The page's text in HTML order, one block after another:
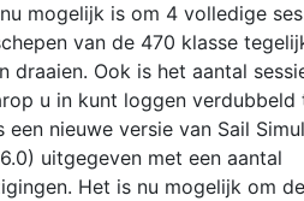
mogelijk is om 4 volledige
van de 470 klasse
draaien. Ook is het aantal
u in kunt loggen verdubbeld
een nieuwe versie van Sail
uitgegeven met een aantal
Het is nu mogelijk om de